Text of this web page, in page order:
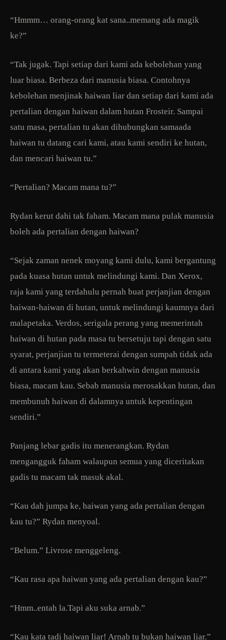
“Hmmm… orang-orang kat sana..memang ada magik
ke?”
“Tak jugak. Tapi setiap dari kami ada kebolehan yang
luar biasa. Berbeza dari manusia biasa. Contohnya
kebolehan menjinak haiwan liar dan setiap dari kami ada
pertalian dengan haiwan dalam hutan Frosteir. Sampai
satu masa, pertalian tu akan dihubungkan samaada
haiwan tu datang cari kami, atau kami sendiri ke hutan,
dan mencari haiwan tu.”
“Pertalian? Macam mana tu?”
Rydan kerut dahi tak faham. Macam mana pulak manusia
boleh ada pertalian dengan haiwan?
“Sejak zaman nenek moyang kami dulu, kami bergantung
pada kuasa hutan untuk melindungi kami. Dan Xerox,
raja kami yang terdahulu pernah buat perjanjian dengan
haiwan-haiwan di hutan, untuk melindungi kaumnya dari
malapetaka. Verdos, serigala perang yang memerintah
haiwan di hutan pada masa tu bersetuju tapi dengan satu
syarat, perjanjian tu termeterai dengan sumpah tidak ada
di antara kami yang akan berkahwin dengan manusia
biasa, macam kau. Sebab manusia merosakkan hutan, dan
membunuh haiwan di dalamnya untuk kepentingan
sendiri.”
Panjang lebar gadis itu menerangkan. Rydan
mengangguk faham walaupun semua yang diceritakan
gadis tu macam tak masuk akal.
“Kau dah jumpa ke, haiwan yang ada pertalian dengan
kau tu?” Rydan menyoal.
“Belum.” Livrose menggeleng.
“Kau rasa apa haiwan yang ada pertalian dengan kau?”
“Hmm..entah la.Tapi aku suka arnab.”
“Kau kata tadi haiwan liar! Arnab tu bukan haiwan liar.”